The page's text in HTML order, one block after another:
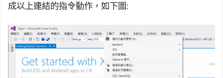
成以上連結的指令動作，如下圖: